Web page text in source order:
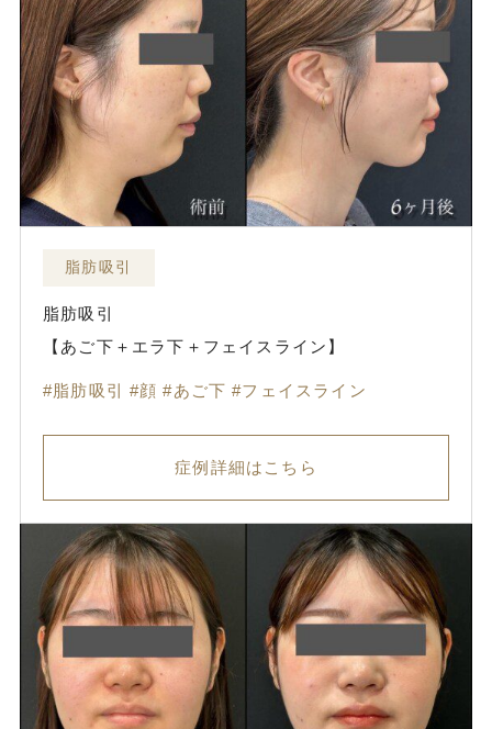
脂肪吸引
脂肪吸引
【あご下＋エラ下＋フェイスライン】
脂肪吸引 顔 あご下 フェイスライン
症例詳細はこちら